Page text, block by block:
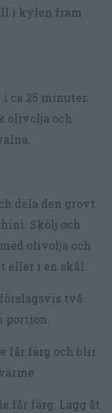
i kylen fram
ca 25 minuter.
olivolja och
dela den grovt.
Skölj och
olivolja och
eller i en skål.
två
portion.
får färg och blir
får färg. Lägg åt